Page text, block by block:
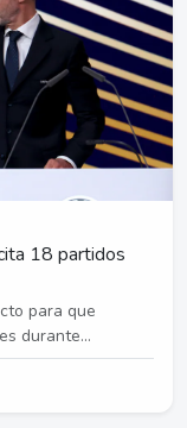
18 partidos
para que
durante...